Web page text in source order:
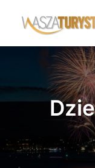
Księga wspomnień
Biura podróży
Transport
Noclegi
Polska